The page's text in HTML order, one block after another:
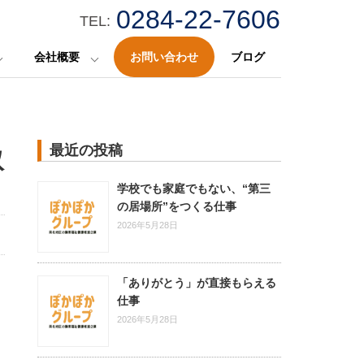
TEL: 0284-22-7606
会社概要 お問い合わせ ブログ
最近の投稿
学校でも家庭でもない、“第三
の居場所”をつくる仕事
2026年5月28日
「ありがとう」が直接もらえる
仕事
2026年5月28日